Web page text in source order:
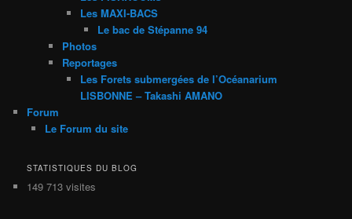
Les MAXI-BACS
Le bac de Stépanne 94
Photos
Reportages
Les Forets submergées de l’Océanarium
LISBONNE – Takashi AMANO
Forum
Le Forum du site
STATISTIQUES DU BLOG
149 713 visites